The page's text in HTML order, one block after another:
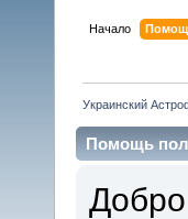
Начало
Украинский
Помощь